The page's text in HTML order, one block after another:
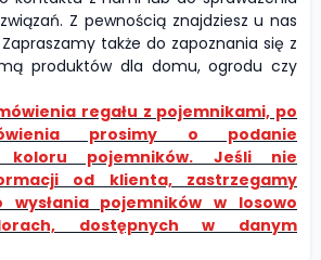
Z pewnością znajdziesz u nas
także do zapoznania się z
produktów dla domu, ogrodu czy
regału z pojemnikami, po
prosimy o podanie
koloru pojemników. Jeśli nie
od klienta, zastrzegamy
pojemników w losowo
dostępnych w danym